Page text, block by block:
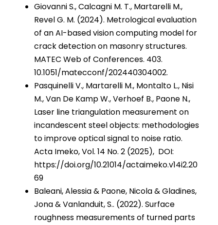
Giovanni S., Calcagni M. T., Martarelli M.,
Revel G. M. (2024). Metrological evaluation
of an AI-based vision computing model for
crack detection on masonry structures.
MATEC Web of Conferences. 403.
10.1051/matecconf/202440304002.
Pasquinelli V., Martarelli M., Montalto L., Nisi
M., Van De Kamp W., Verhoef B., Paone N.,
Laser line triangulation measurement on
incandescent steel objects: methodologies
to improve optical signal to noise ratio.
Acta Imeko, Vol. 14 No. 2 (2025), DOI:
https://doi.org/10.21014/actaimeko.v14i2.20
69
Baleani, Alessia & Paone, Nicola & Gladines,
Jona & Vanlanduit, S.. (2022). Surface
roughness measurements of turned parts